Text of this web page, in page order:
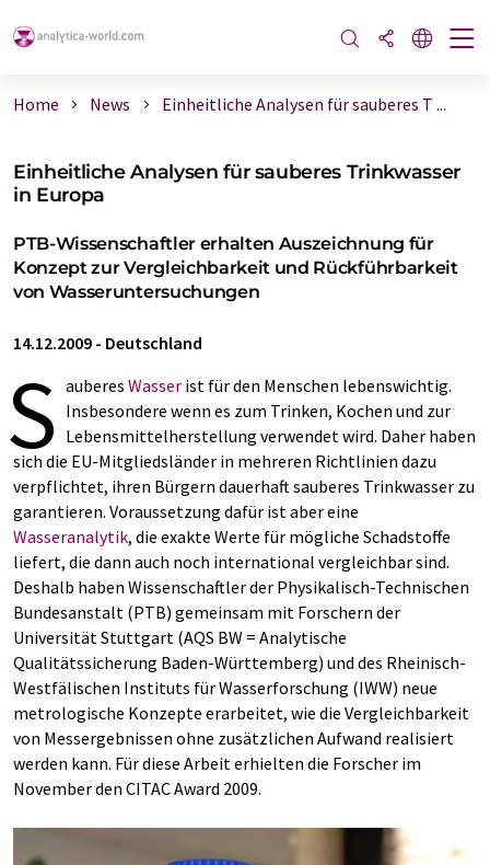
Home News Einheitliche Analysen für sauberes T ...
Einheitliche Analysen für sauberes Trinkwasser
in Europa
PTB-Wissenschaftler erhalten Auszeichnung für
Konzept zur Vergleichbarkeit und Rückführbarkeit
von Wasseruntersuchungen
14.12.2009 - Deutschland
S auberes Wasser ist für den Menschen lebenswichtig.
Insbesondere wenn es zum Trinken, Kochen und zur
Lebensmittelherstellung verwendet wird. Daher haben
sich die EU-Mitgliedsländer in mehreren Richtlinien dazu
verpflichtet, ihren Bürgern dauerhaft sauberes Trinkwasser zu
garantieren. Voraussetzung dafür ist aber eine
Wasseranalytik, die exakte Werte für mögliche Schadstoffe
liefert, die dann auch noch international vergleichbar sind.
Deshalb haben Wissenschaftler der Physikalisch-Technischen
Bundesanstalt (PTB) gemeinsam mit Forschern der
Universität Stuttgart (AQS BW = Analytische
Qualitätssicherung Baden-Württemberg) und des Rheinisch-
Westfälischen Instituts für Wasserforschung (IWW) neue
metrologische Konzepte erarbeitet, wie die Vergleichbarkeit
von Messergebnissen ohne zusätzlichen Aufwand realisiert
werden kann. Für diese Arbeit erhielten die Forscher im
November den CITAC Award 2009.